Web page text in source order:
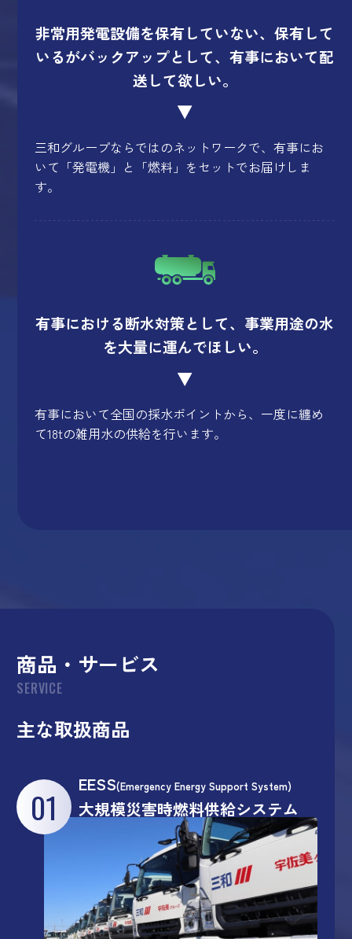
非常用発電設備を保有していない、保有して
いるがバックアップとして、有事において配
送して欲しい。
三和グループならではのネットワークで、 有事にお
いて「発電機」と「燃料」をセットでお届けしま
す。
有事における断水対策として、事業用途の水
を大量に運んでほしい。
有事において全国の採水ポイントから、一度に纏め
て18tの雑用水の供給を行います。
商品・サービス
SERVICE
主な取扱商品
01
EESS(Emergency Energy Support System)
大規模災害時燃料供給システム